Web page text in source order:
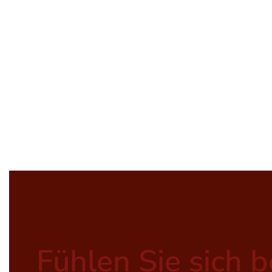
Fühlen Sie sich